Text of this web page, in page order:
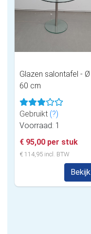
Glazen salontafel - Ø
60 cm
Gebruikt (?)
Voorraad: 1
€ 95,00 per stuk
€ 114,95 incl. BTW
Bekijk